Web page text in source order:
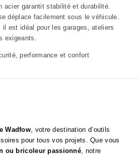
acier garantit stabilité et durabilité.
déplace facilement sous le véhicule.
il est idéal pour les garages, ateliers
exigeants.
performance et confort
Wadfow, votre destination d’outils
pour tous vos projets. Que vous
ou bricoleur passionné, notre